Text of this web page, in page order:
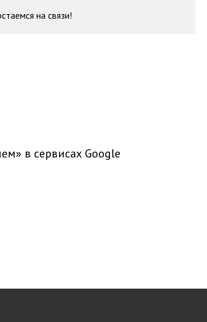
на связи!
в сервисах Google